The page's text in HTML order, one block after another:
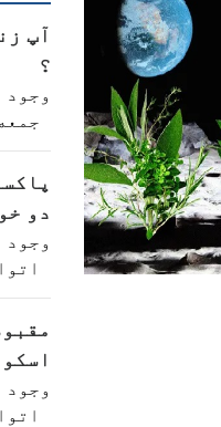
آپ
؟
وجود
جمعه
دو
وجود
وجود